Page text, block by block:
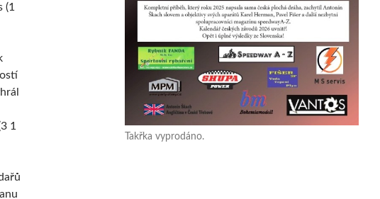
(1
1
Takřka vyprodáno.